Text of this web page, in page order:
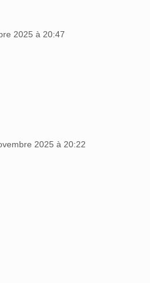
2025 à 20:47
2025 à 20:22